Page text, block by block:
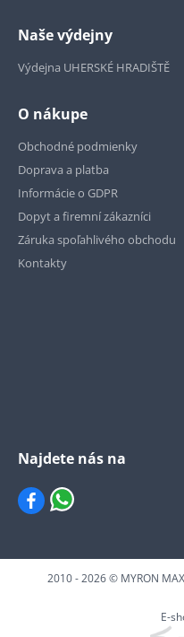
Naše výdejny
Výdejna UHERSKÉ HRADIŠTĚ
O nákupe
Obchodné podmienky
Doprava a platba
Informácie o GDPR
Dopyt a firemní zákazníci
Záruka spoľahlivého obchodu
Kontakty
Najdete nás na
2010 - 2026 © MYRON
E-